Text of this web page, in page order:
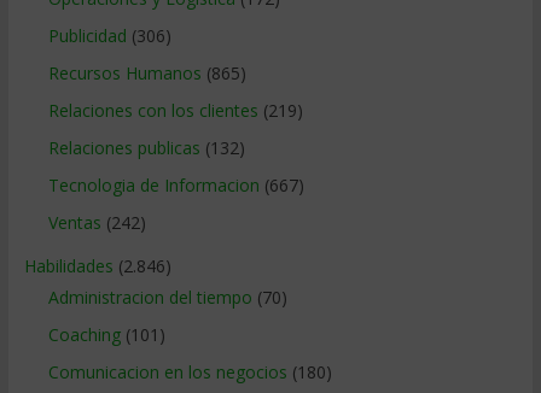
Publicidad (306)
Recursos Humanos (865)
Relaciones con los clientes (219)
Relaciones publicas (132)
Tecnologia de Informacion (667)
Ventas (242)
Habilidades (2.846)
Administracion del tiempo (70)
Coaching(101)
Comunicacion en los negocios (180)